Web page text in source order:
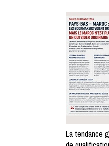
La tendance